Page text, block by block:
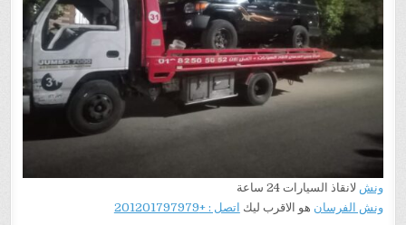
ونش لانقاذ السيارات 24 ساعة
ونش الفرسان هو الاقرب ليك اتصل : +201201797979